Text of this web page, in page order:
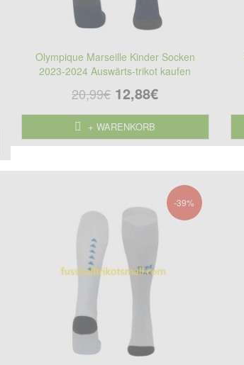
Olympique Marseille Kinder Socken
2023-2024 Auswärts-trikot kaufen
20,99€ 12,88€
+ WARENKORB
-39%